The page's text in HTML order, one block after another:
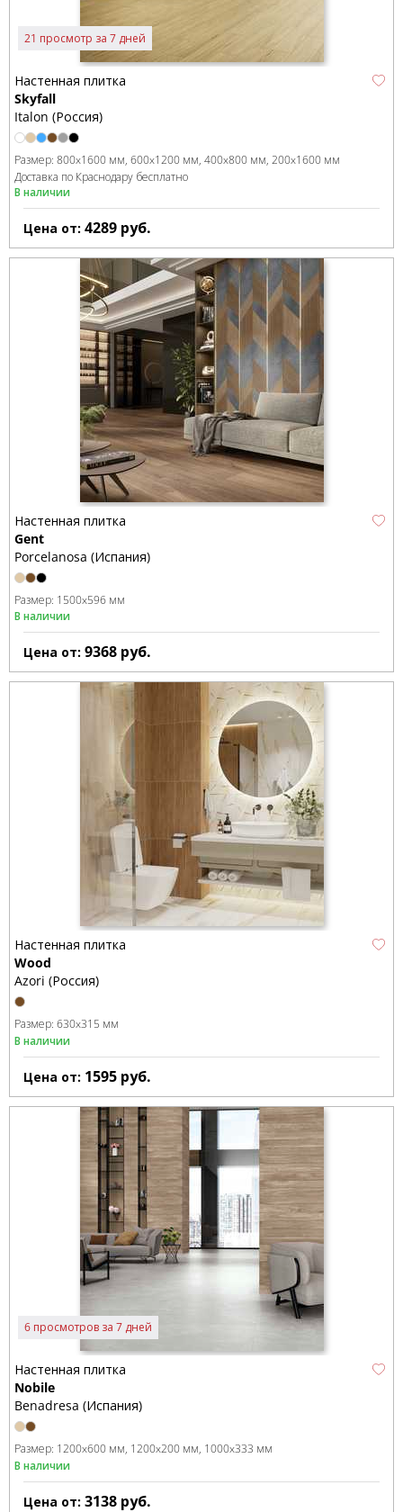
21 просмотр за 7 дней
Настенная плитка
Skyfall
Italon (Россия)
Размер: 800x1600 мм 600x1200 мм 400x800 мм 200x1600 мм
Доставка по Краснодару бесплатно
В наличии
Цена от: 4289 руб.
Настенная плитка
Gent
Porcelanosa (Испания)
Размер: 1500x596 мм
В наличии
Цена от: 9368 руб.
Настенная плитка
Wood
Azori (Россия)
Размер: 630x315 мм
В наличии
Цена от: 1595 руб.
6 просмотров за 7 дней
Настенная плитка
Nobile
Benadresa (Испания)
Размер: 1200x600 мм 1200x200 мм 1000x333 мм
В наличии
Цена от: 3138 руб.